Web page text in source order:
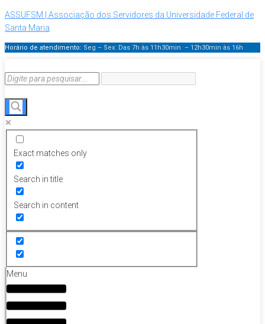
ASSUFSM | Associação dos Servidores da Universidade Federal de
Santa Maria
Horário de atendimento: Seg – Sex: Das 7h às 11h30min – 12h30min às 16h
Exact matches only
Search in title
Search in content
Menu